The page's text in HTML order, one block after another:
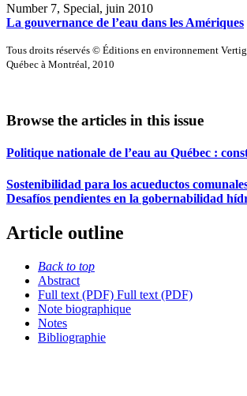
Number 7, Special, juin 2010
La gouvernance de l’eau dans les Amériques
Tous droits réservés © Éditions en environnement
Québec à Montréal, 2010
Browse the articles in this issue
Politique nationale de l’eau au Québec :
Sostenibilidad para los acueductos
Desafíos pendientes en la gobernabilidad
Article outline
Back to top
Abstract
Full text (PDF) Full text (PDF)
Note biographique
Notes
Bibliographie